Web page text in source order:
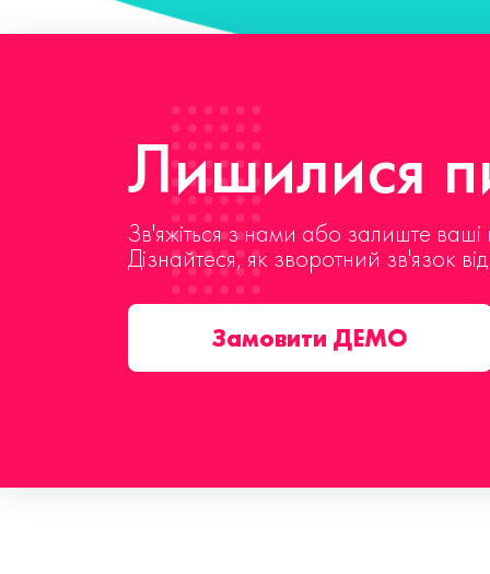
Лишилися
Зв'яжіться з нами або залиште
Дізнайтеся, як зворотний зв'язок
Замовити ДЕМО